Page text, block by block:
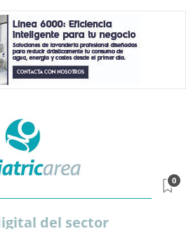
del sector
0